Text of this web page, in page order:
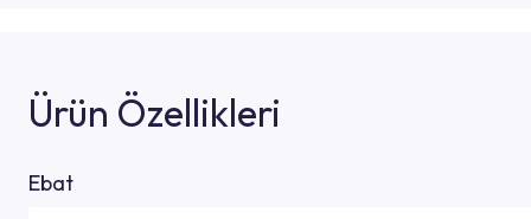
Ürün Özellikleri
Ebat